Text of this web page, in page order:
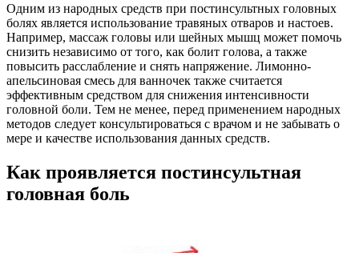
Одним из народных средств при постинсультных головных
болях является использование травяных отваров и настоев.
Например, массаж головы или шейных мышц может помочь
снизить независимо от того, как болит голова, а также
повысить расслабление и снять напряжение. Лимонно-
апельсиновая смесь для ванночек также считается
эффективным средством для снижения интенсивности
головной боли. Тем не менее, перед применением народных
методов следует консультироваться с врачом и не забывать о
мере и качестве использования данных средств.
Как проявляется постинсультная
головная боль